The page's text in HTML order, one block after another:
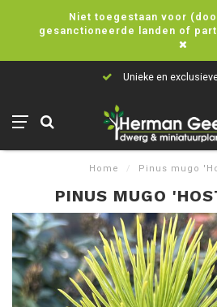
Niet toegestaan voor
gesanctioneerde landen of
Unieke en
Home / Pinus mugo
PINUS MUGO